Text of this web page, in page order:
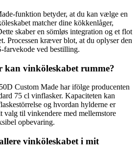
funktion betyder, at du kan vælge en
matcher dine kökkenlåger,
skaber en sömløs integration og et flot
Processen kræver blot, at du oplyser den
ved bestilling.
kan vinköleskabet rumme?
Custom Made har ifölge producenten
75 cl vinflasker. Kapaciteten kan
og hvordan hylderne er
valg til vinkendere med mellemstore
opbevaring.
vinköleskabet i mit